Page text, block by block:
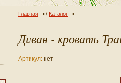
Главная / Каталог
Диван - кровать
Артикул: нет